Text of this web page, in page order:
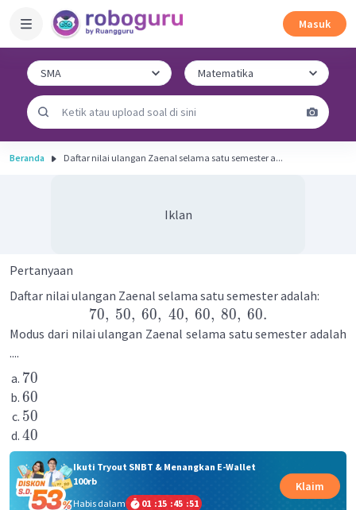
Masuk
Beranda Daftar nilai ulangan Zaenal selama satu semester a...
Iklan
Pertanyaan
Daftar nilai ulangan Zaenal selama satu semester adalah:
70, 50, 60, 40, 60, 80, 60.
Modus dari nilai ulangan Zaenal selama satu semester adalah
....
70
60
50
40
Ikuti Tryout SNBT & Menangkan E-Wallet
100rb
Habis dalam
01 :15 :45 :51
Klaim